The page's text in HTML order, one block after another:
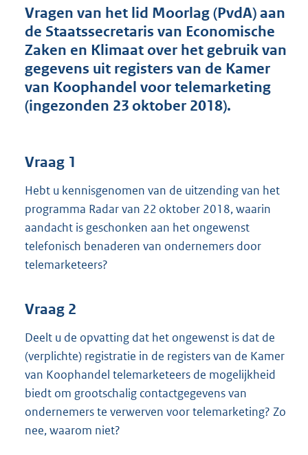
d
s
g
r
o
t
K
b
Vragen van het lid Moorlag (PvdA) aan
de Staatssecretaris van Economische
Zaken en Klimaat over het gebruik van
gegevens uit registers van de Kamer
van Koophandel voor telemarketing
(ingezonden 23 oktober 2018).
Vraag 1
Hebt u kennisgenomen van de uitzending van het
programma Radar van 22 oktober 2018, waarin
aandacht is geschonken aan het ongewenst
telefonisch benaderen van ondernemers door
telemarketeers?
Vraag 2
Deelt u de opvatting dat het ongewenst is dat de
(verplichte) registratie in de registers van de Kamer
van Koophandel telemarketeers de mogelijkheid
biedt om grootschalig contactgegevens van
ondernemers te verwerven voor telemarketing? Zo
nee, waarom niet?